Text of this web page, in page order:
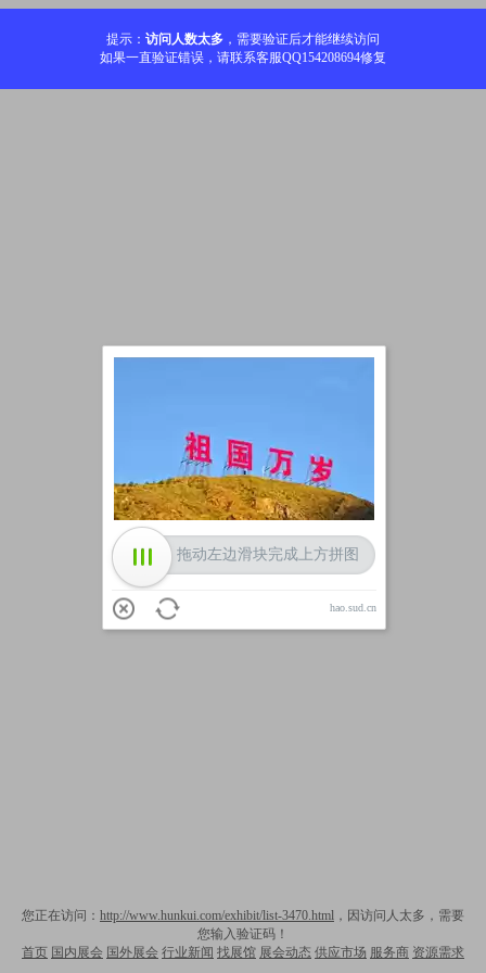
提示： 访问人数太多 ，需要验证后才能继续访问
如果一直验证错误，请联系客服QQ154208694修复
您正在访问： http://www.hunkui.com/exhibit/list-3470.html ，因访问人太多，需要
您输入验证码！
首页 国内展会 国外展会 行业新闻 找展馆 展会动态 供应市场 服务商 资源需求
拖动左边滑块完成上方拼图
hao.sud.cn